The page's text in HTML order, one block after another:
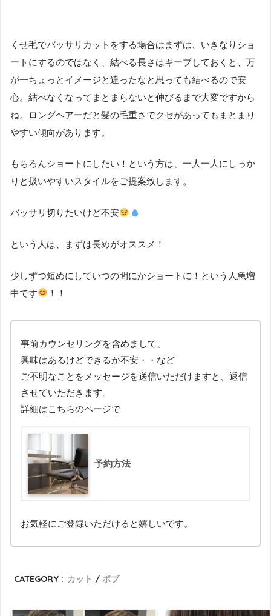
くせ毛でバッサリカットをする場合はまずは、いきなりショ
ートにするのではなく、結べる長さはキープしておくと、万
が一ちょっとイメージと違ったなと思っても結べるので安
心。結べなくなってまとまらないと伸びるまで大変ですから
ね。ロングヘアーだと髪の毛重さでクセがあってもまとまり
やすい傾向があります。
もちろんショートにしたい！という方は、一人一人にしっか
りと扱いやすいスタイルをご提案致します。
バッサリ切りたいけど不安
という人は、まずは長めがオススメ！
少しずつ短めにしていつの間にかショートに！という人急増
中です
！！
事前カウンセリングを含めまして、
興味はあるけどできるか不安・・など
ご不明なことをメッセージを送信いただけますと、返信
させていただきます。
詳細はこちらのページで
予約方法
お気軽にご登録いただけると嬉しいです。
CATEGORY : カット ボブ